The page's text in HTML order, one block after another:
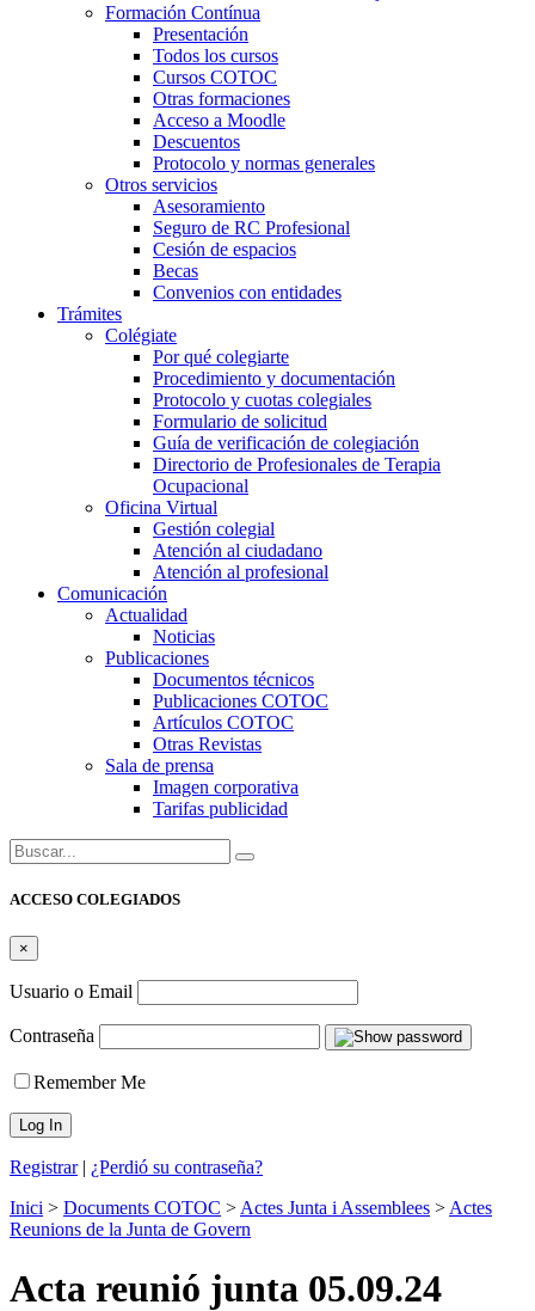
Formación Contínua
Presentación
Todos los cursos
Cursos COTOC
Otras formaciones
Acceso a Moodle
Descuentos
Protocolo y normas generales
Otros servicios
Asesoramiento
Seguro de RC Profesional
Cesión de espacios
Becas
Convenios con entidades
Trámites
Colégiate
Por qué colegiarte
Procedimiento y documentación
Protocolo y cuotas colegiales
Formulario de solicitud
Guía de verificación de colegiación
Directorio de Profesionales de Terapia
Ocupacional
Oficina Virtual
Gestión colegial
Atención al ciudadano
Atención al profesional
Comunicación
Actualidad
Noticias
Publicaciones
Documentos técnicos
Publicaciones COTOC
Artículos COTOC
Otras Revistas
Sala de prensa
Imagen corporativa
Tarifas publicidad
Buscar:
ACCESO COLEGIADOS
×
Usuario o Email
Contraseña
Remember Me
Registrar| ¿Perdió su contraseña?
Inici > Documents COTOC > Actes Junta i Assemblees > Actes
Reunions de la Junta de Govern
Acta reunió junta 05.09.24